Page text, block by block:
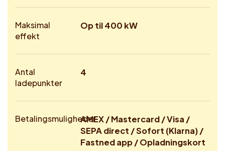
Maksimal
effekt
Op til 400 kW
Antal
ladepunkter
4
BetalingsmulighederAMEX / Mastercard / Visa /
SEPA direct / Sofort (Klarna) /
Fastned app / Opladningskort